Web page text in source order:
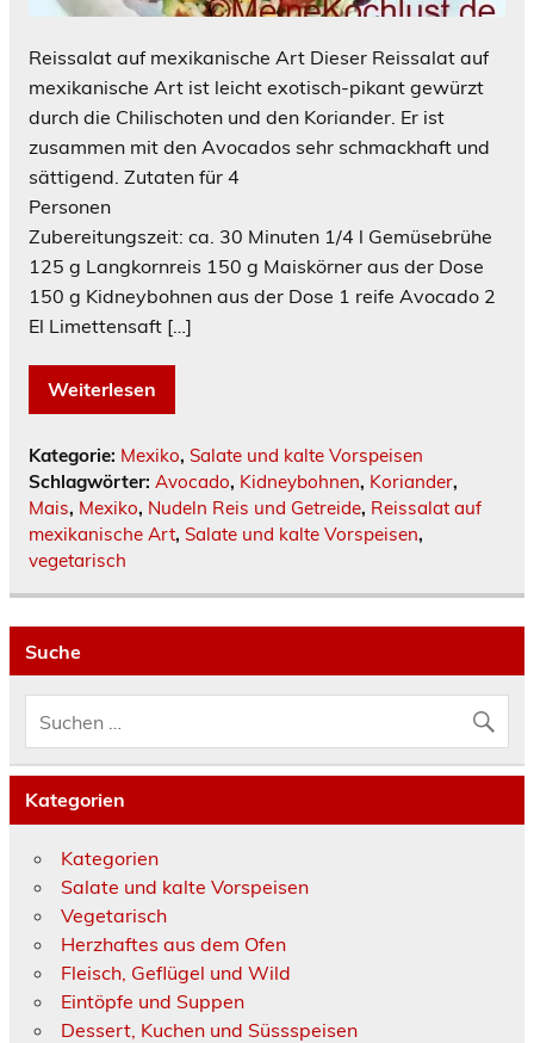
Reissalat auf mexikanische Art Dieser Reissalat auf
mexikanische Art ist leicht exotisch-pikant gewürzt
durch die Chilischoten und den Koriander. Er ist
zusammen mit den Avocados sehr schmackhaft und
sättigend. Zutaten für 4
Personen
Zubereitungszeit: ca. 30 Minuten 1/4 l Gemüsebrühe
125 g Langkornreis 150 g Maiskörner aus der Dose
150 g Kidneybohnen aus der Dose 1 reife Avocado 2
El Limettensaft […]
Weiterlesen
Kategorie: Mexiko, Salate und kalte Vorspeisen
Schlagwörter: Avocado, Kidneybohnen, Koriander,
Mais, Mexiko, Nudeln Reis und Getreide, Reissalat auf
mexikanische Art, Salate und kalte Vorspeisen,
vegetarisch
Suche
Kategorien
Kategorien
Salate und kalte Vorspeisen
Vegetarisch
Herzhaftes aus dem Ofen
Fleisch, Geflügel und Wild
Eintöpfe und Suppen
Dessert, Kuchen und Süssspeisen